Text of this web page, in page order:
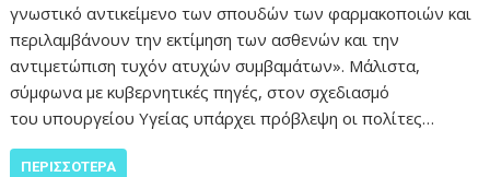
γνωστικό αντικείμενο των σπουδών των φαρμακοποιών και
περιλαμβάνουν την εκτίμηση των ασθενών και την
αντιμετώπιση τυχόν ατυχών συμβαμάτων». Μάλιστα,
σύμφωνα με κυβερνητικές πηγές, στον σχεδιασμό
του υπουργείου Υγείας υπάρχει πρόβλεψη οι πολίτες…
ΠΕΡΙΣΣΌΤΕΡΑ